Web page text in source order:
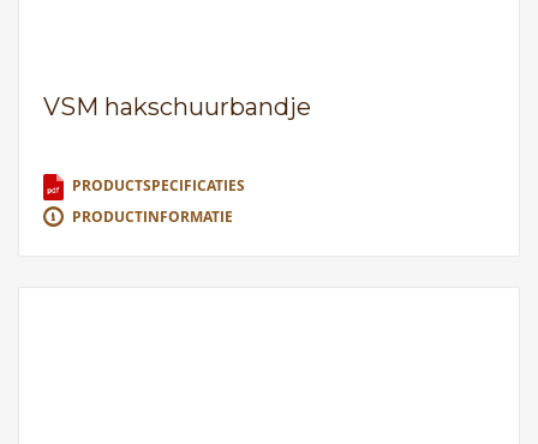
VSM hakschuurbandje
PRODUCTSPECIFICATIES
PRODUCTINFORMATIE